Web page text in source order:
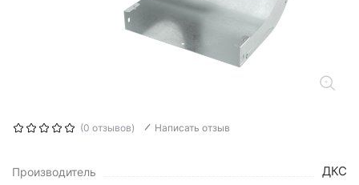
(0 отзывов) Написать отзыв
Производитель ДКС